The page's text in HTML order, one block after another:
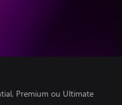
Premium ou Ultimate